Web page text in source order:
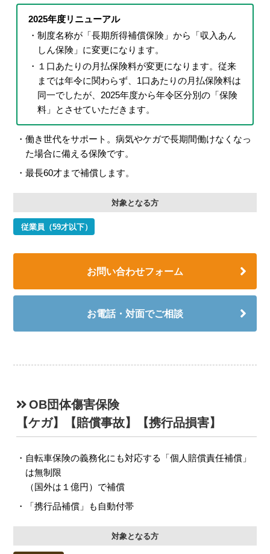
2025年度リニューアル
制度名称が「長期所得補償保険」から「収入あん
しん保険」に変更になります。
１口あたりの月払保険料が変更になります。従来
までは年令に関わらず、1口あたりの月払保険料は
同一でしたが、2025年度から年令区分別の「保険
料」とさせていただきます。
働き世代をサポート。病気やケガで長期間働けなくなっ
た場合に備える保険です。
最長60才まで補償します。
対象となる方
従業員（59才以下）
お問い合わせフォーム
お電話・対面でご相談
OB団体傷害保険
【ケガ】【賠償事故】【携行品損害】
自転車保険の義務化にも対応する「個人賠償責任補償」
は無制限
（国外は１億円）で補償
「携行品補償」も自動付帯
対象となる方